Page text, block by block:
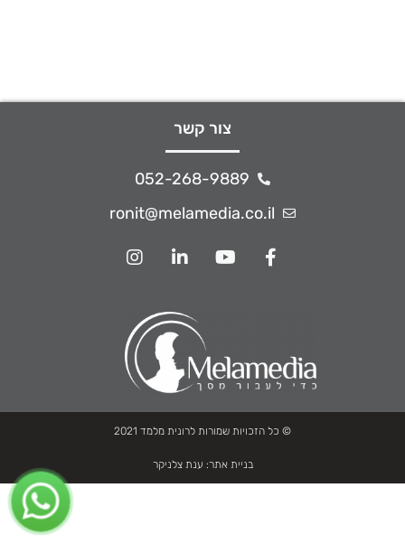
צור קשר
052-268-9889
ronit@melamedia.co.il
© כל הזכויות שמורות לרונית מלמד 2021
בניית אתר: ענת צלניקר